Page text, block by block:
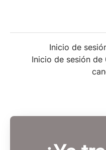
Inicio de
Inicio de sesión de